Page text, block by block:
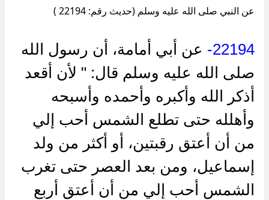
عن النبي صلى الله عليه وسلم (حديث رقم: 22194 )
22194-
عن أبي أمامة، أن رسول الله
صلى الله عليه وسلم قال: " لأن أقعد
أذكر الله وأكبره وأحمده وأسبحه
وأهلله حتى تطلع الشمس أحب إلي
من أن أعتق رقبتين، أو أكثر من ولد
إسماعيل، ومن بعد العصر حتى تغرب
الشمس أحب إلي من أن أعتق أربع